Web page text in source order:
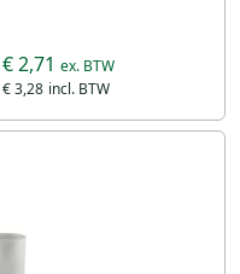
€ 3,28
€ 2,71